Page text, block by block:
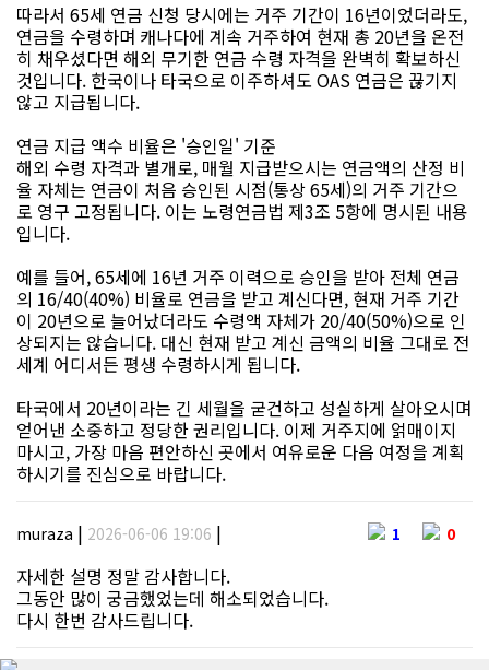
따라서 65세 연금 신청 당시에는 거주 기간이 16년이었더라도,
연금을 수령하며 캐나다에 계속 거주하여 현재 총 20년을 온전
히 채우셨다면 해외 무기한 연금 수령 자격을 완벽히 확보하신
것입니다. 한국이나 타국으로 이주하셔도 OAS 연금은 끊기지
않고 지급됩니다.
연금 지급 액수 비율은 '승인일' 기준
해외 수령 자격과 별개로, 매월 지급받으시는 연금액의 산정 비
율 자체는 연금이 처음 승인된 시점(통상 65세)의 거주 기간으
로 영구 고정됩니다. 이는 노령연금법 제3조 5항에 명시된 내용
입니다.
예를 들어, 65세에 16년 거주 이력으로 승인을 받아 전체 연금
의 16/40(40%) 비율로 연금을 받고 계신다면, 현재 거주 기간
이 20년으로 늘어났더라도 수령액 자체가 20/40(50%)으로 인
상되지는 않습니다. 대신 현재 받고 계신 금액의 비율 그대로 전
세계 어디서든 평생 수령하시게 됩니다.
타국에서 20년이라는 긴 세월을 굳건하고 성실하게 살아오시며
얻어낸 소중하고 정당한 권리입니다. 이제 거주지에 얽매이지
마시고, 가장 마음 편안하신 곳에서 여유로운 다음 여정을 계획
하시기를 진심으로 바랍니다.
muraza | 2026-06-06 19:06 | 1 0
자세한 설명 정말 감사합니다.
그동안 많이 궁금했었는데 해소되었습니다.
다시 한번 감사드립니다.